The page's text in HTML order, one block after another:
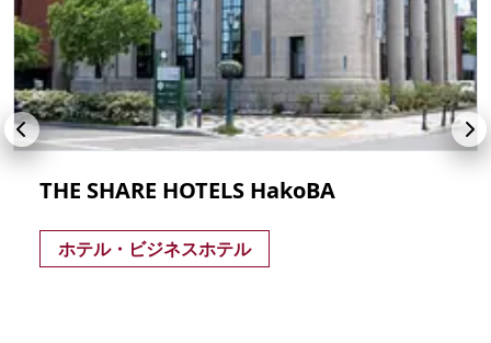
THE SHARE HOTELS HakoBA
ホテル・ビジネスホテル